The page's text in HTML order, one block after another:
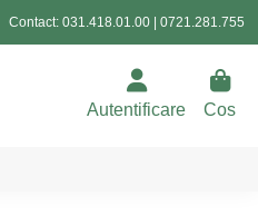
Contact: 031.418.01.00 0721.281.755
Autentificare Cos